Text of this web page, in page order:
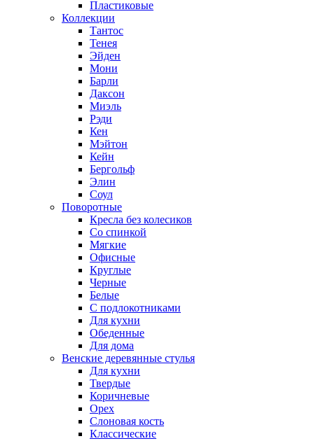
Пластиковые
Коллекции
Тантос
Тенея
Эйден
Мони
Барли
Даксон
Миэль
Рэди
Кен
Мэйтон
Кейн
Бергольф
Элин
Соул
Поворотные
Кресла без колесиков
Со спинкой
Мягкие
Офисные
Круглые
Черные
Белые
С подлокотниками
Для кухни
Обеденные
Для дома
Венские деревянные стулья
Для кухни
Твердые
Коричневые
Орех
Слоновая кость
Классические